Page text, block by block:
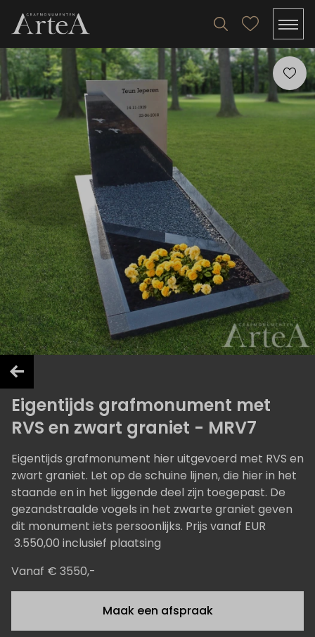
Eigentijds grafmonument met
RVS en zwart graniet - MRV7
Eigentijds grafmonument hier uitgevoerd met RVS en
zwart graniet. Let op de schuine lijnen, die hier in het
staande en in het liggende deel zijn toegepast. De
gezandstraalde vogels in het zwarte graniet geven
dit monument iets persoonlijks. Prijs vanaf EUR
3.550,00 inclusief plaatsing
Vanaf € 3550,-
Maak een afspraak